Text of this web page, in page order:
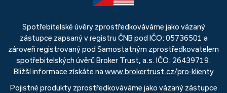
Spotřebitelské úvěry zprostředkováváme jako vázaný
zástupce zapsaný v registru ČNB pod IČO: 05736501 a
zároveň registrovaný pod Samostatným zprostředkovatelem
spotřebitelských úvěrů Broker Trust, a.s. IČO: 26439719.
Bližší informace získáte na www.brokertrust.cz/pro-klienty
Pojistné produkty zprostředkováváme jako vázaný zástupce